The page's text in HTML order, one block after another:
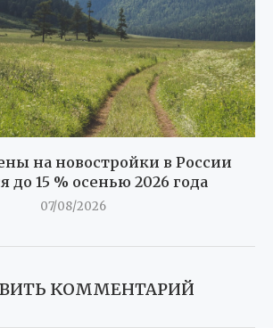
на новостройки в России
до 15 % осенью 2026 года
07/08/2026
КОММЕНТАРИЙ